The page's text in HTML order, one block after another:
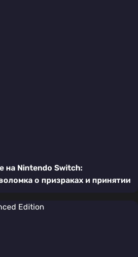
на Nintendo Switch:
о призраках и принятии